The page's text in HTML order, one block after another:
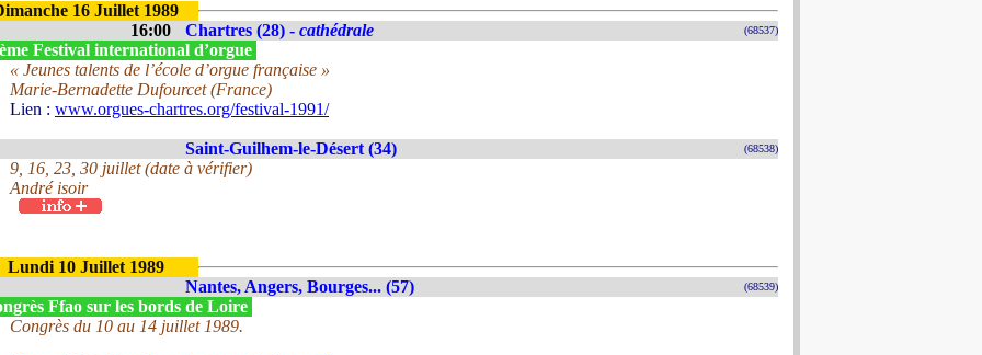
16 Juillet 1989
16:00
Chartres (28) - cathédrale (68537)
Festival international d’orgue
« Jeunes talents de l’école d’orgue française »
Marie-Bernadette Dufourcet (France)
Lien : www.orgues-chartres.org/festival-1991/
Saint-Guilhem-le-Désert (34) (68538)
9, 16, 23, 30 juillet (date à vérifier)
André isoir
Lundi 10 Juillet 1989
Nantes, Angers, Bourges... (57)
(68539)
Ffao sur les bords de Loire
Congrès du 10 au 14 juillet 1989.